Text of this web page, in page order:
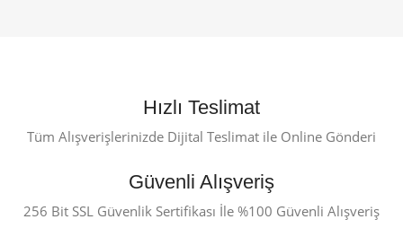
Hızlı Teslimat
Tüm Alışverişlerinizde Dijital Teslimat ile Online Gönderi
Güvenli Alışveriş
256 Bit SSL Güvenlik Sertifikası İle %100 Güvenli Alışveriş